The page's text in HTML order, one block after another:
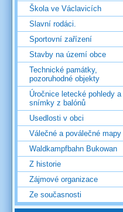
Škola ve Václavicích
Slavní rodáci.
Sportovní zařízení
Stavby na území obce
Technické památky,
pozoruhodné objekty
Úročnice letecké pohledy a
snímky z balónů
Usedlosti v obci
Válečné a poválečné mapy
Waldkampfbahn Bukowan
Z historie
Zájmové organizace
Ze současnosti